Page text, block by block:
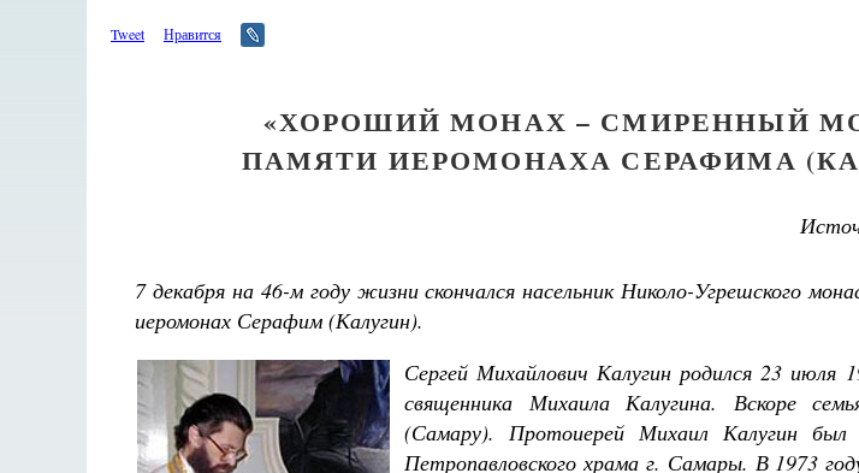
Tweet Нравится
«ХОРОШИЙ МОНАХ – СМИРЕННЫЙ
ПАМЯТИ ИЕРОМОНАХА СЕРАФИМА
7 декабря на 46-м году жизни скончался насельник Николо-Угрешского
иеромонах Серафим (Калугин).
Сергей Михайлович Калугин родился 23 июля
священника Михаила Калугина. Вскоре
(Самару). Протоиерей Михаил Калугин был
Петропавловского храма г. Самары. В 1973